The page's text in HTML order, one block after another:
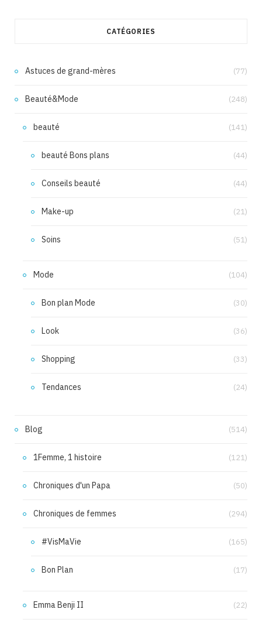
CATÉGORIES
Astuces de grand-mères (77)
Beauté&Mode (248)
beauté (141)
beauté Bons plans (44)
Conseils beauté (44)
Make-up (21)
Soins (51)
Mode (104)
Bon plan Mode (30)
Look (36)
Shopping (33)
Tendances (24)
Blog (514)
1Femme, 1 histoire (121)
Chroniques d'un Papa (50)
Chroniques de femmes (294)
#VisMaVie (165)
Bon Plan (17)
Emma Benji II (22)